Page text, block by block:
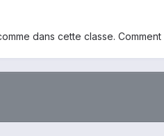
dans cette classe.